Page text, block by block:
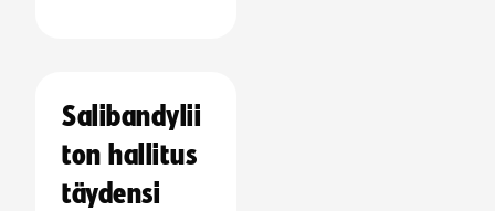
Salibandylii
ton hallitus
täydensi